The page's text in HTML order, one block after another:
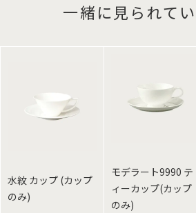
一緒に見られて
水紋 カップ (カップ
のみ)
モデラート9990 テ
ィーカップ(カップ
のみ)